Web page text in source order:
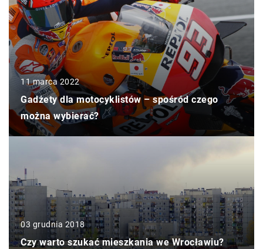
11 marca 2022
Gadżety dla motocyklistów – spośród czego
można wybierać?
03 grudnia 2018
Czy warto szukać mieszkania we Wrocławiu?